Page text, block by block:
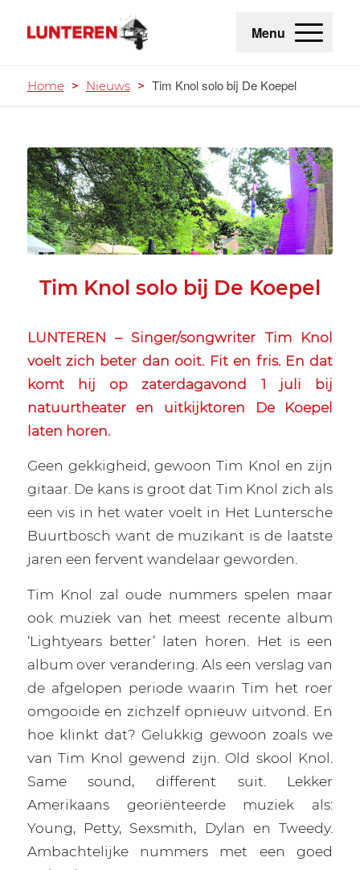
Menu
Home > Nieuws > Tim Knol solo bij De Koepel
Tim Knol solo bij De Koepel
LUNTEREN – Singer/songwriter Tim Knol
voelt zich beter dan ooit. Fit en fris. En dat
komt hij op zaterdagavond 1 juli bij
natuurtheater en uitkijktoren De Koepel
laten horen.
Geen gekkigheid, gewoon Tim Knol en zijn
gitaar. De kans is groot dat Tim Knol zich als
een vis in het water voelt in Het Luntersche
Buurtbosch want de muzikant is de laatste
jaren een fervent wandelaar geworden.
Tim Knol zal oude nummers spelen maar
ook muziek van het meest recente album
‘Lightyears better’ laten horen. Het is een
album over verandering. Als een verslag van
de afgelopen periode waarin Tim het roer
omgooide en zichzelf opnieuw uitvond. En
hoe klinkt dat? Gelukkig gewoon zoals we
van Tim Knol gewend zijn. Old skool Knol.
Same sound, different suit. Lekker
Amerikaans georiënteerde muziek als:
Young, Petty, Sexsmith, Dylan en Tweedy.
Ambachtelijke nummers met een goed